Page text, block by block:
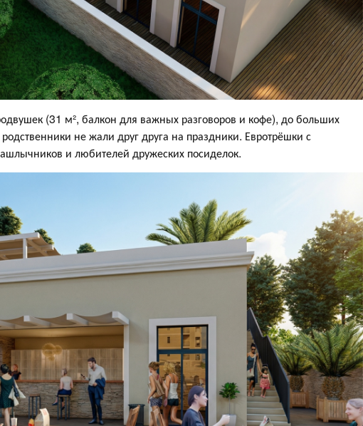
(31 м², балкон для важных разговоров и кофе), до больших
не жали друг друга на праздники. Евротрёшки с
и любителей дружеских посиделок.